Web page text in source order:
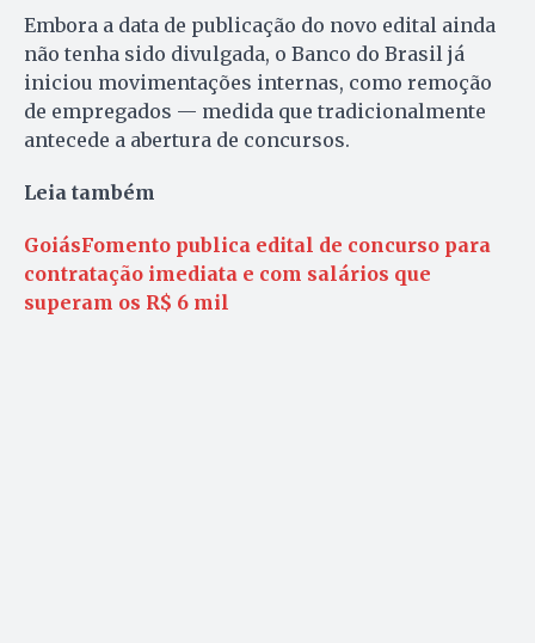
Embora a data de publicação do novo edital ainda
não tenha sido divulgada, o Banco do Brasil já
iniciou movimentações internas, como remoção
de empregados — medida que tradicionalmente
antecede a abertura de concursos.
Leia também
GoiásFomento publica edital de concurso para
contratação imediata e com salários que
superam os R$ 6 mil